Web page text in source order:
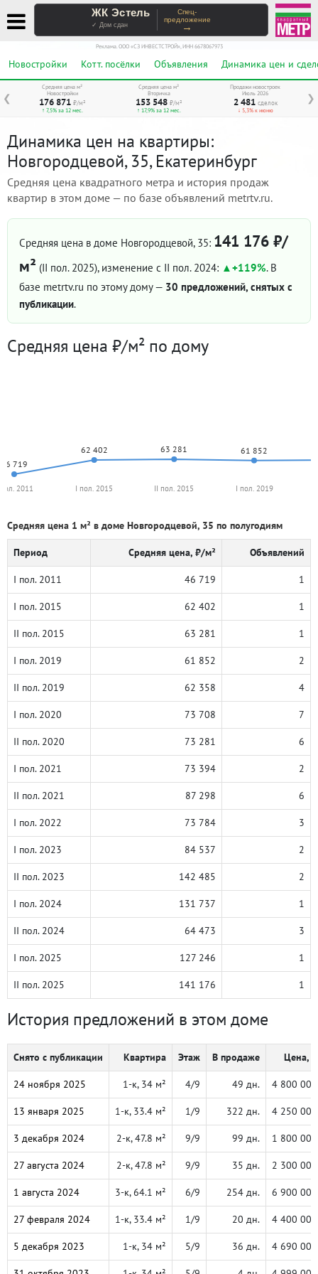
ЖК Эстель
✓ Дом сдан
Спец-
предложение
→
Реклама. ООО «СЗ ИНВЕСТСТРОЙ», ИНН 6678067973
Новостройки Котт. посёлки Объявления Динамика цен и
❮ ❯
Средняя цена м²
Новостройки
176 871 ₽/м²
↑ 7,5% за 12 мес.
Средняя цена м²
Вторичка
153 548 ₽/м²
↑ 17,9% за 12 мес.
Продажи новостроек
Июль 2026
2 481 сделок
↓ 5,3% к июню
Динамика цен на квартиры:
Новгородцевой, 35, Екатеринбург
Средняя цена квадратного метра и история продаж
квартир в этом доме — по базе объявлений metrtv.ru.
Средняя цена в доме Новгородцевой, 35: 141 176 ₽/
м² (II пол. 2025), изменение с II пол. 2024: +119%. В
базе metrtv.ru по этому дому — 30 предложений, снятых с
публикации.
Средняя цена ₽/м² по дому
46 719
62 402 63 281 61 852
2011 I пол. 2015 II пол. 2015 I пол. 2019
Средняя цена 1 м² в доме Новгородцевой, 35 по полугодиям
Период Средняя цена, ₽/м² Объявлений
I пол. 2011 46 719 1
I пол. 2015 62 402 1
II пол. 2015 63 281 1
I пол. 2019 61 852 2
II пол. 2019 62 358 4
I пол. 2020 73 708 7
II пол. 2020 73 281 6
I пол. 2021 73 394 2
II пол. 2021 87 298 6
I пол. 2022 73 784 3
I пол. 2023 84 537 2
II пол. 2023 142 485 2
I пол. 2024 131 737 1
II пол. 2024 64 473 3
I пол. 2025 127 246 1
II пол. 2025 141 176 1
История предложений в этом доме
Снято с публикации Квартира Этаж В продаже Цена, ₽
24 ноября 2025 1-к, 34 м² 4/9 49 дн. 4 800 000
13 января 2025 1-к, 33.4 м² 1/9 322 дн. 4 250 000
3 декабря 2024 2-к, 47.8 м² 9/9 99 дн. 1 800 000
27 августа 2024 2-к, 47.8 м² 9/9 35 дн. 2 300 000
1 августа 2024 3-к, 64.1 м² 6/9 254 дн. 6 900 000
27 февраля 2024 1-к, 33.4 м² 1/9 20 дн. 4 400 000
5 декабря 2023 1-к, 34 м² 5/9 36 дн. 4 690 000